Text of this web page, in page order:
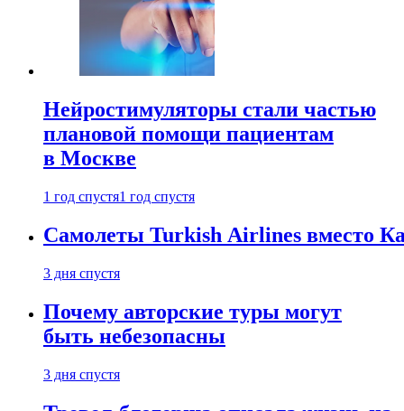
Нейростимуляторы стали частью
плановой помощи пациентам
в Москве
1 год спустя1 год спустя
Самолеты Turkish Airlines вместо
3 дня спустя
Почему авторские туры могут
быть небезопасны
3 дня спустя